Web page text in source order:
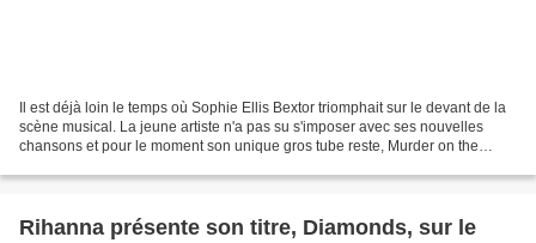
Il est déjà loin le temps où Sophie Ellis Bextor triomphait sur le devant de la
scène musical. La jeune artiste n'a pas su s'imposer avec ses nouvelles
chansons et pour le moment son unique gros tube reste, Murder on the
Rihanna présente son titre, Diamonds, sur le